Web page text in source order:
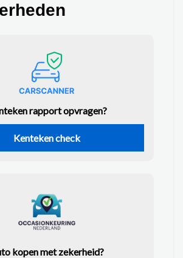
rapport opvragen?
Kenteken check
kopen met zekerheid?